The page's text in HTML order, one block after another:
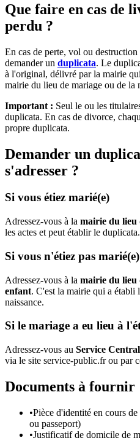
Que faire en cas de
perdu ?
En cas de perte, vol ou
demander un duplicata. Le
à l'original, délivré par la mairie
mairie du lieu de mariage ou de la
Important : Seul le ou les
duplicata. En cas de divorce,
propre duplicata.
Demander un
s'adresser ?
Si vous étiez marié(e)
Adressez-vous à la mairie du lieu
les actes et peut établir le duplicata.
Si vous n'étiez pas marié(e)
Adressez-vous à la mairie du lieu
enfant. C'est la mairie qui a établi
naissance.
Si le mariage a eu lieu à
Adressez-vous au Service
via le site service-public.fr ou par
Documents à fournir
•Pièce d'identité en cours
ou passeport)
•Justificatif de domicile de